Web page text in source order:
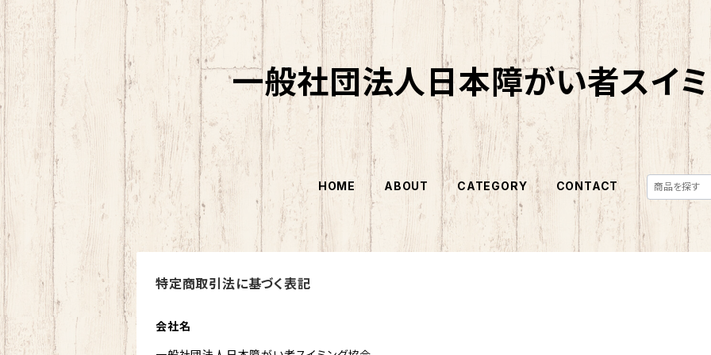
一般社団法人日本障がい者スイ
HOME ABOUT CATEGORY CONTACT
特定商取引法に基づく表記
会社名